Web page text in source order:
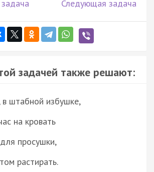
Следующая задача
задачей также решают:
штабной избушке,
на кровать
просушки,
растирать.